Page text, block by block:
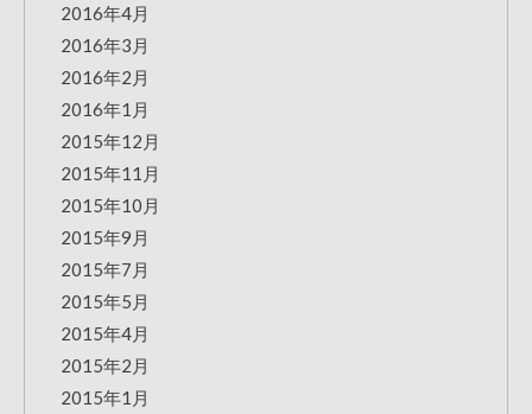
2016年4月
2016年3月
2016年2月
2016年1月
2015年12月
2015年11月
2015年10月
2015年9月
2015年7月
2015年5月
2015年4月
2015年2月
2015年1月